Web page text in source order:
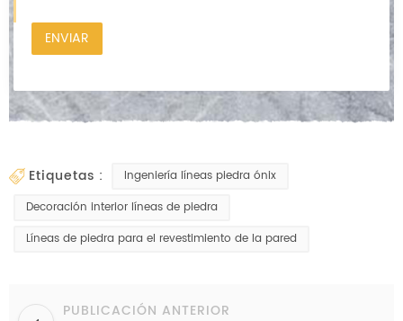
etiquetas :
Ingeniería líneas piedra ónix
Decoración interior líneas de piedra
Líneas de piedra para el revestimiento de la pared
PUBLICACIÓN ANTERIOR